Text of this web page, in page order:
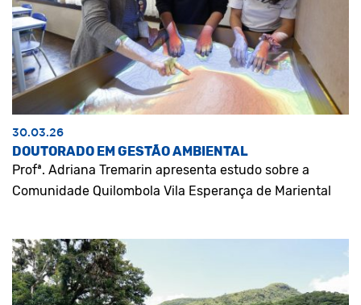
30.03.26
DOUTORADO EM GESTÃO AMBIENTAL
Profª. Adriana Tremarin apresenta estudo sobre a
Comunidade Quilombola Vila Esperança de Mariental